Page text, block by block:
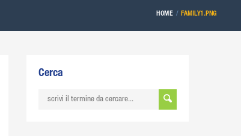
HOME FAMILY1.PNG
Cerca